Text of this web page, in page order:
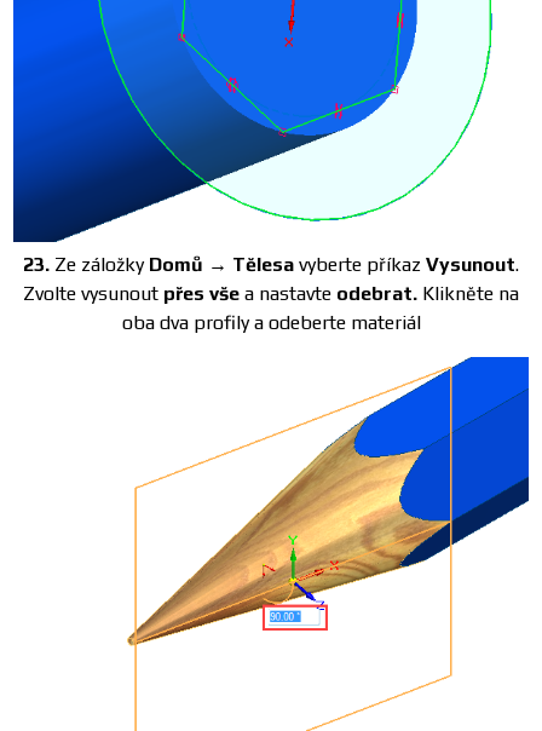
23. Ze záložky Domů → Tělesa vyberte příkaz Vysunout.
Zvolte vysunout přes vše a nastavte odebrat. Klikněte na
oba dva profily a odeberte materiál